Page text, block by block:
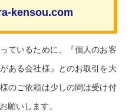
kensou.com
ているために、『個人のお客
ある会社様』とのお取引を大
のご依頼は少しの間は受け付
願いします。